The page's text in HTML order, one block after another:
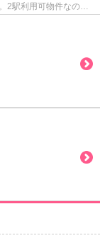
2駅利用可物件なの